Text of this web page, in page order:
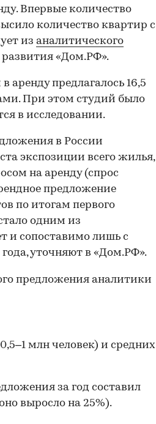
Впервые количество
количество квартир с
из аналитического
«Дом.РФ».
аренду предлагалось 16,5
При этом студий было
в исследовании.
в России
экспозиции всего жилья,
на аренду (спрос
предложение
по итогам первого
одним из
и сопоставимо лишь с
уточняют в «Дом.РФ».
предложения аналитики
млн человек) и средних
за год составил
выросло на 25%).